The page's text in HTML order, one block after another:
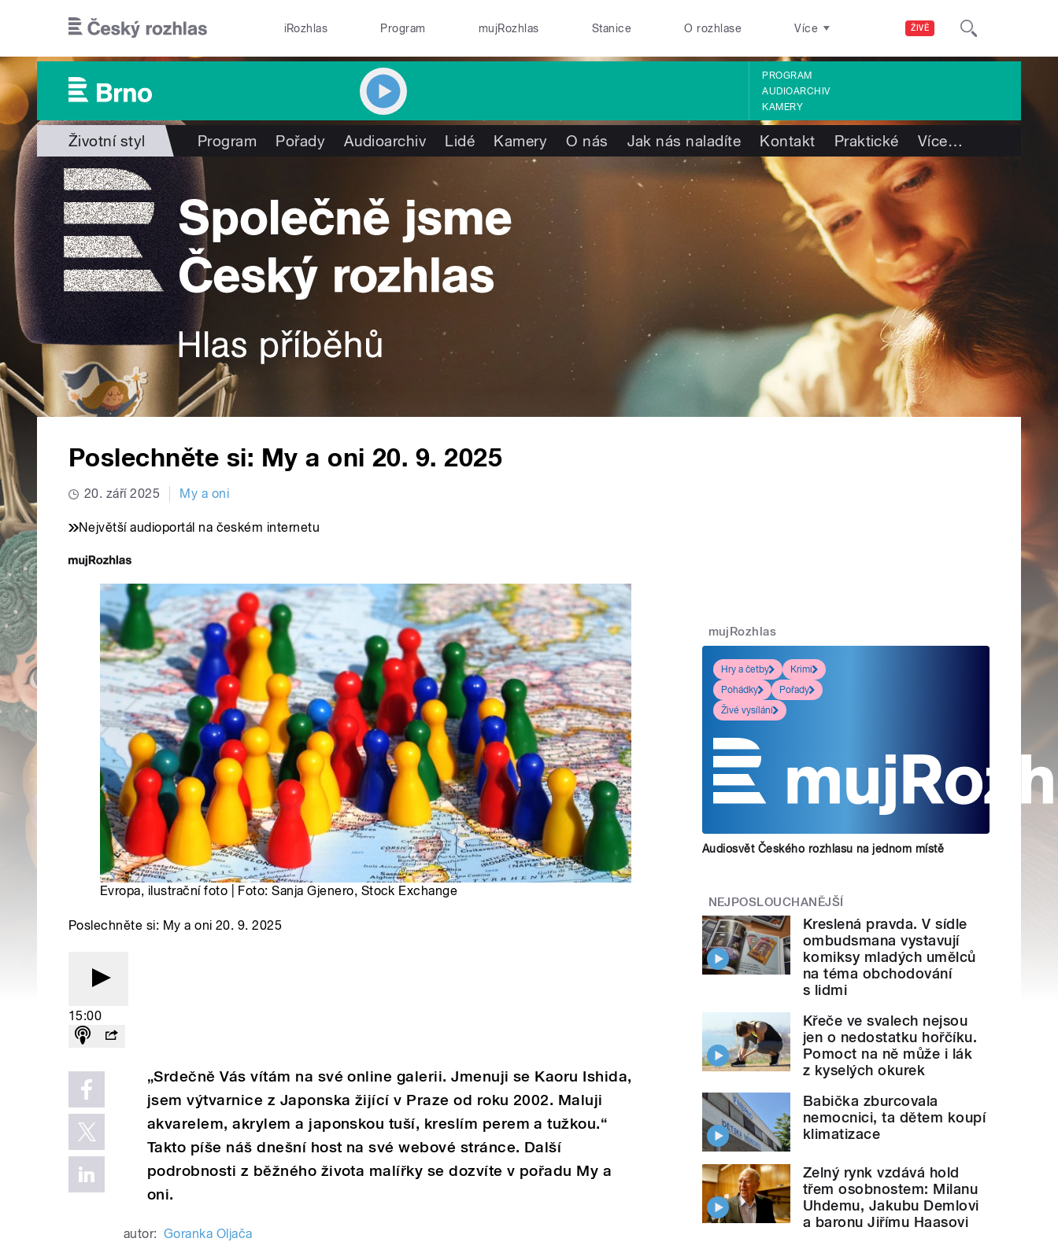
ŽIVĚ
iRozhlas Program mujRozhlas Stanice O rozhlase Více
PROGRAM
AUDIOARCHIV
KAMERY
Životní styl Program Pořady Audioarchiv Lidé Kamery O nás Jak nás naladíte Kontakt Praktické Více…
Poslechněte si: My a oni 20. 9. 2025
20. září 2025 My a oni
Největší audioportál na českém internetu
Evropa, ilustrační foto | Foto: Sanja Gjenero, Stock Exchange
Poslechněte si: My a oni 20. 9. 2025
15:00
„Srdečně Vás vítám na své online galerii. Jmenuji se Kaoru Ishida,
jsem výtvarnice z Japonska žijící v Praze od roku 2002. Maluji
akvarelem, akrylem a japonskou tuší, kreslím perem a tužkou.“
Takto píše náš dnešní host na své webové stránce. Další
podrobnosti z běžného života malířky se dozvíte v pořadu My a
oni.
autor: Goranka Oljača
mujRozhlas
Hry a četby
Krimi
Pohádky
Pořady
Živé vysílání
Audiosvět Českého rozhlasu na jednom místě
NEJPOSLOUCHANĚJŠÍ
Kreslená pravda. V sídle
ombudsmana vystavují
komiksy mladých umělců
na téma obchodování
s lidmi
Křeče ve svalech nejsou
jen o nedostatku hořčíku.
Pomoct na ně může i lák
z kyselých okurek
Babička zburcovala
nemocnici, ta dětem koupí
klimatizace
Zelný rynk vzdává hold
třem osobnostem: Milanu
Uhdemu, Jakubu Demlovi
a baronu Jiřímu Haasovi